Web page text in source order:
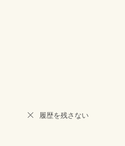
履歴を残さない